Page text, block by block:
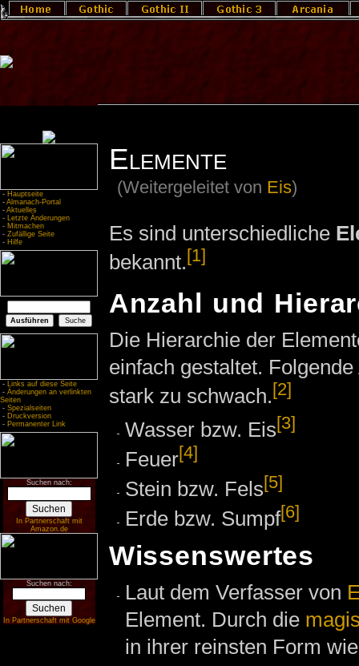
- Hauptseite
- Almanach-Portal
- Aktuelles
- Letzte Änderungen
- Mitmachen
- Zufällige Seite
- Hilfe
- Links auf diese Seite
- Änderungen an verlinkten
Seiten
- Spezialseiten
- Druckversion
- Permanenter Link
Suchen nach:
In Partnerschaft mit
Amazon.de
Suchen nach:
In Partnerschaft mit Google
Elemente
(Weitergeleitet von Eis)
Es sind unterschiedliche
bekannt.[1]
Anzahl und
Die Hierarchie der
einfach gestaltet.
stark zu schwach.[2]
Wasser bzw. Eis[3]
Feuer[4]
Stein bzw. Fels[5]
Erde bzw. Sumpf[6]
Wissenswertes
Laut dem Verfasser von
Element. Durch die
in ihrer reinsten Form